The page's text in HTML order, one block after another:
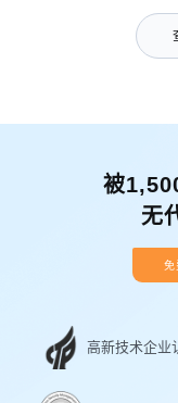
被
无
免
高新技术企业